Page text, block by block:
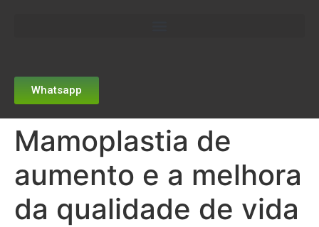
Whatsapp
Mamoplastia de
aumento e a melhora
da qualidade de vida